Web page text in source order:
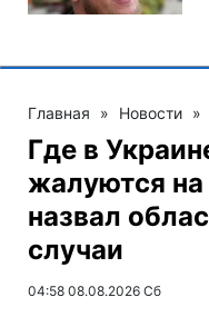
Главная » Новости »
Где в
жалуются
назвал
случаи
04:58 08.08.2026 Сб